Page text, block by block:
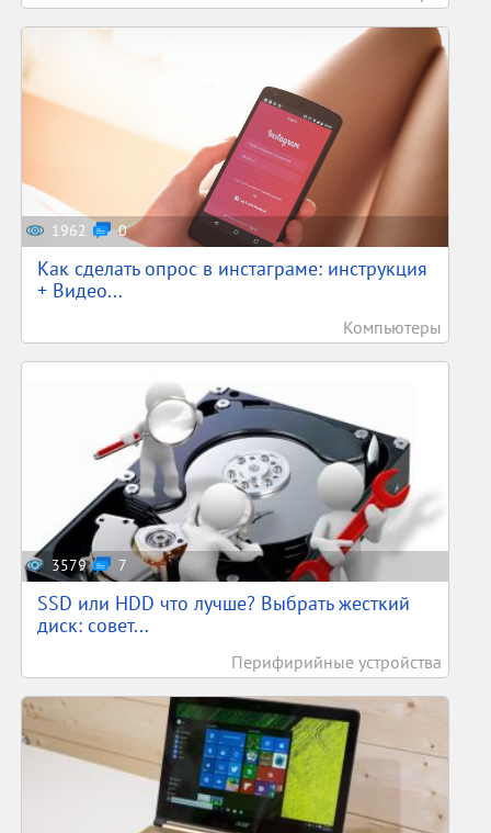
1962 0
Как сделать опрос в инстаграме: инструкция
+ Видео...
Компьютеры
3579 7
SSD или HDD что лучше? Выбрать жесткий
диск: совет...
Перифирийные устройства